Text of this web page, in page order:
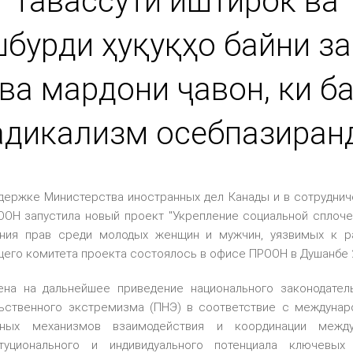
ҳуқуқҳо байни
мардони ҷавон, ки
Министерства иностранных дел Канады и в
запустила новый проект "Укрепление социальной
прав среди молодых женщин и мужчин, уязвимых к
комитета проекта состоялось в офисе ПРООН в Душанбе
на дальнейшее приведение национального
экстремизма (ПНЭ) в соответствие с
механизмов взаимодействия и координации
и индивидуального потенциала